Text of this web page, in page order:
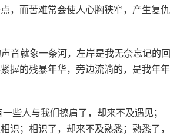
，而苦难常会使人心胸狭窄，产生复仇
音就象一条河，左岸是我无奈忘记的回
握的残暴年华，旁边流淌的，是我年年
些人与我们擦肩了，却来不及遇见；
识；相识了，却来不及熟悉；熟悉了，